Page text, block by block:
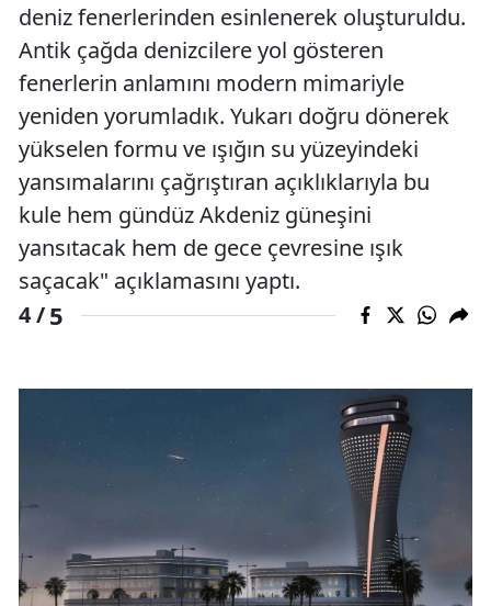
deniz fenerlerinden esinlenerek oluşturuldu.
Antik çağda denizcilere yol gösteren
fenerlerin anlamını modern mimariyle
yeniden yorumladık. Yukarı doğru dönerek
yükselen formu ve ışığın su yüzeyindeki
yansımalarını çağrıştıran açıklıklarıyla bu
kule hem gündüz Akdeniz güneşini
yansıtacak hem de gece çevresine ışık
saçacak" açıklamasını yaptı.
4 /5